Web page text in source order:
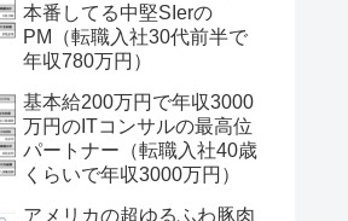
本番してる中堅SIerの
PM（転職入社30代前半で
年収780万円）
基本給200万円で年収3000
万円のITコンサルの最高位
パートナー（転職入社40歳
くらいで年収3000万円）
アメリカの超ゆるふわ豚肉